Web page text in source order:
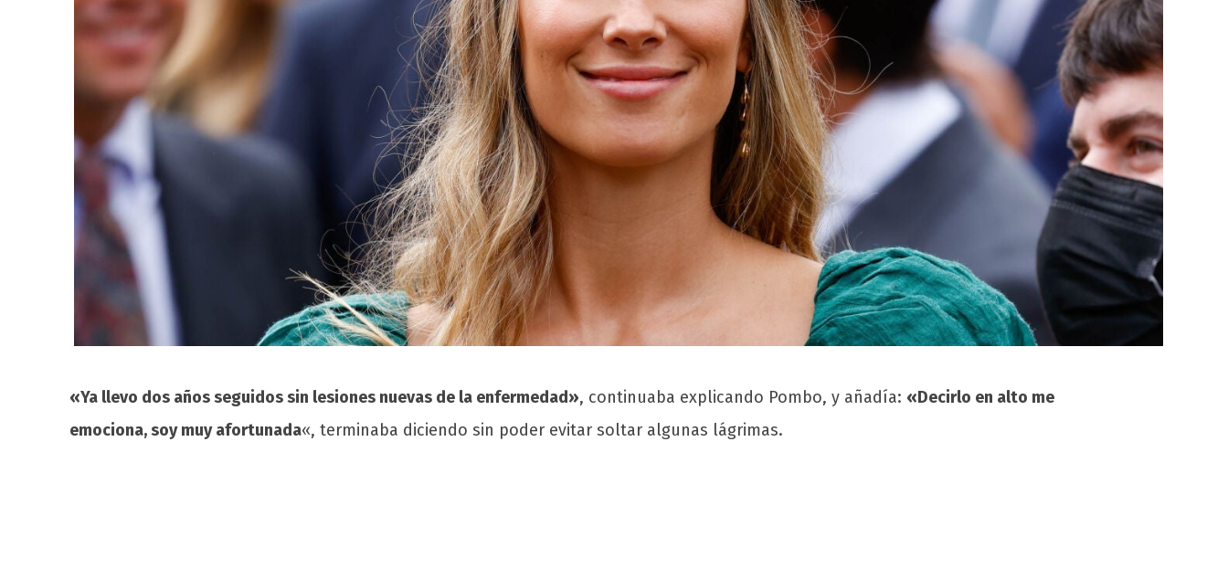
«Ya llevo dos años seguidos sin lesiones nuevas de la enfermedad», continuaba explicando Pombo, y añadía: «Decirlo en alto me
emociona, soy muy afortunada«, terminaba diciendo sin poder evitar soltar algunas lágrimas.